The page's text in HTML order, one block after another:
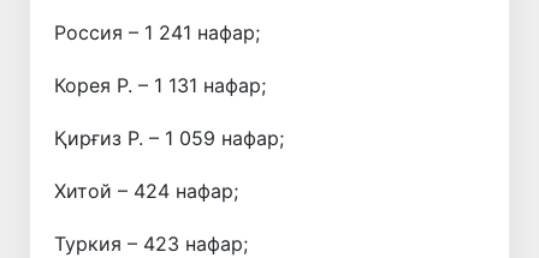
Россия – 1 241 нафар;
Корея Р. – 1 131 нафар;
Қирғиз Р. – 1 059 нафар;
Хитой – 424 нафар;
Туркия – 423 нафар;